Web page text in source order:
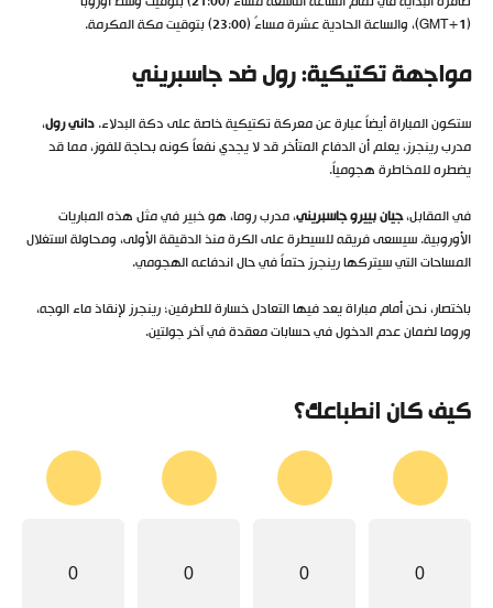
(GMT+1)، والساعة الحادية عشرة مساءً (23:00) بتوقيت مكة المكرمة.
مواجهة تكتيكية: رول ضد جاسبريني
ستكون المباراة أيضاً عبارة عن معركة تكتيكية خاصة على دكة البدلاء.داني رول،
مدرب رينجرز، يعلم أن الدفاع المتأخر قد لا يجدي نفعاً كونه بحاجة للفوز، مما قد
يضطره للمخاطرة هجومياً.
في المقابل،جيان بييرو جاسبريني، مدرب روما، هو خبير في مثل هذه المباريات
الأوروبية. سيسعى فريقه للسيطرة على الكرة منذ الدقيقة الأولى، ومحاولة استغلال
المساحات التي سيتركها رينجرز حتماً في حال اندفاعه الهجومي.
باختصار، نحن أمام مباراة يعد فيها التعادل خسارة للطرفين؛ رينجرز لإنقاذ ماء الوجه،
وروما لضمان عدم الدخول في حسابات معقدة في آخر جولتين.
كيف كان انطباعك؟
0
0
0
0